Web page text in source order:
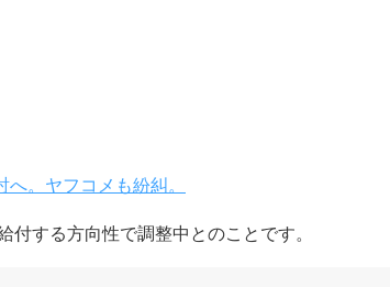
。ヤフコメも紛糾。
する方向性で調整中とのことです。